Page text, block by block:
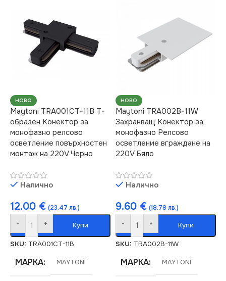
НОВО
Maytoni TRA001CT-11B T-
образен Конектор за
монофазно релсово
осветление повърхностен
монтаж на 220V Черно
Налично
12.00 € (23.47 лв.)
- + Купи
SKU: TRA001CT-11B
МАРКА MAYTONI
НОВО
Maytoni TRA002B-11W
Захранващ Конектор за
монофазно Релсово
осветление вграждане на
220V Бяло
Налично
9.60 € (18.78 лв.)
- + Купи
SKU: TRA002B-11W
МАРКА MAYTONI